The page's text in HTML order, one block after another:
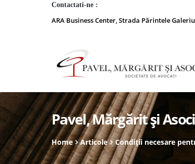
Contactati-ne :
ARA Business Center, Strada Părintele
Pavel, Mărgărit și
Home Articole Condiții necesare